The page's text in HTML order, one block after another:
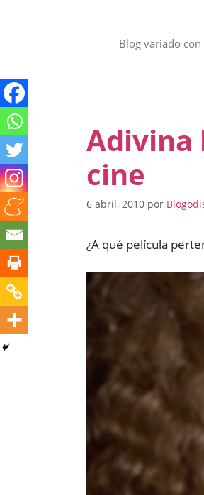
Blog variado
Adivina
cine
6 abril, 2010 por
¿A qué película